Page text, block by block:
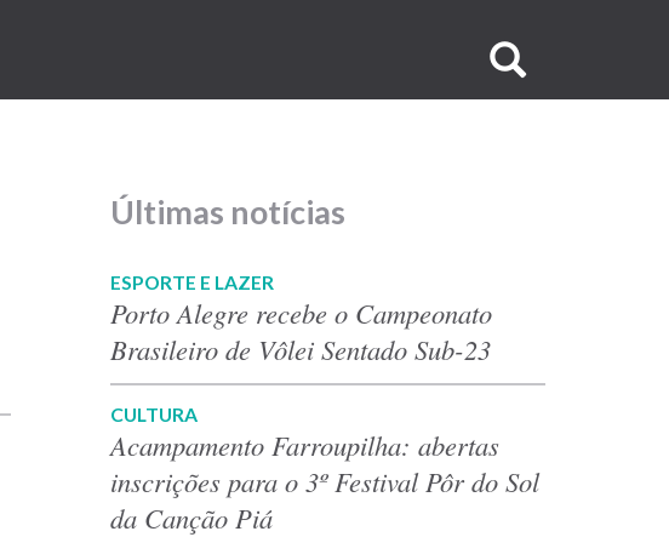
no
Últimas notícias
ESPORTE E LAZER
Porto Alegre recebe o Campeonato
Brasileiro de Vôlei Sentado Sub-23
CULTURA
Acampamento Farroupilha: abertas
inscrições para o 3º Festival Pôr do Sol
da Canção Piá